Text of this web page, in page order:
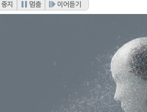
중지 멈춤 이어듣기